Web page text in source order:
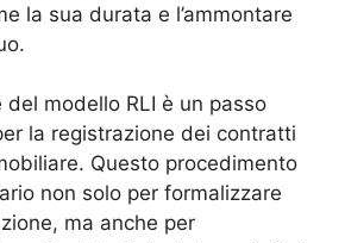
la sua durata e l’ammontare
del modello RLI è un passo
la registrazione dei contratti
Questo procedimento
non solo per formalizzare
ma anche per